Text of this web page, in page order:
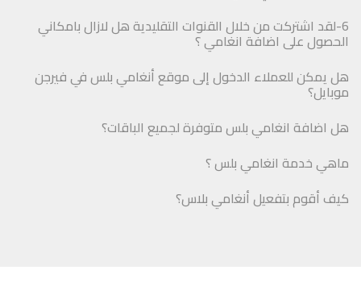
6-لقد اشتركت من خلال القنوات التقليدية هل لازال بامكاني
الحصول على اضافة انغامي ؟
هل يمكن للعملاء الدخول إلى موقع أنغامي بلس في فيرجن
موبايل؟
هل اضافة انغامي بلس متوفرة لجميع الباقات؟
ماهي خدمة انغامي بلس ؟
كيف أقوم بتفعيل أنغامي بلاس؟